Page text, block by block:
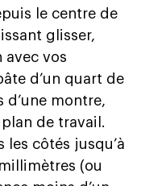
le centre de
glisser,
avec vos
d’un quart de
d’une montre,
plan de travail.
les côtés jusqu’à
(ou